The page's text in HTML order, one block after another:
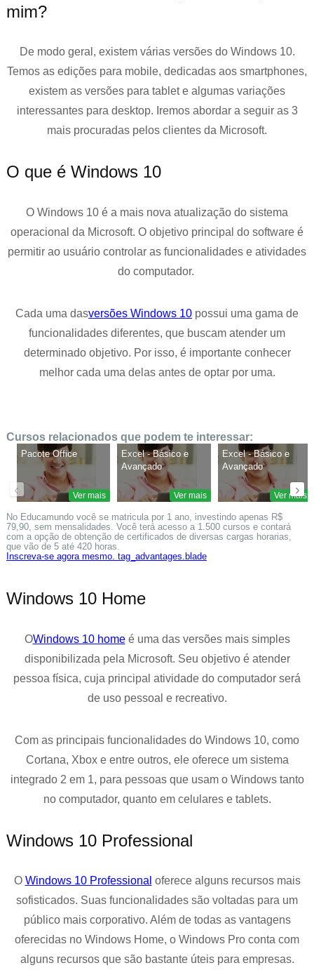
mim?
De modo geral, existem várias versões do Windows 10.
Temos as edições para mobile, dedicadas aos smartphones,
existem as versões para tablet e algumas variações
interessantes para desktop. Iremos abordar a seguir as 3
mais procuradas pelos clientes da Microsoft.
O que é Windows 10
O Windows 10 é a mais nova atualização do sistema
operacional da Microsoft. O objetivo principal do software é
permitir ao usuário controlar as funcionalidades e atividades
do computador.
Cada uma dasversões Windows 10 possui uma gama de
funcionalidades diferentes, que buscam atender um
determinado objetivo. Por isso, é importante conhecer
melhor cada uma delas antes de optar por uma.
Cursos relacionados que podem te interessar:
Pacote Office
Ver mais
Excel - Básico e
Avançado
Ver mais
Excel - Básico e
Avançado
Ver mais
‹ ›
No Educamundo você se matricula por 1 ano, investindo apenas R$
79,90, sem mensalidades. Você terá acesso a 1.500 cursos e contará
com a opção de obtenção de certificados de diversas cargas horarias,
que vão de 5 até 420 horas.
Inscreva-se agora mesmo. tag_advantages.blade
Windows 10 Home
OWindows 10 homeé uma das versões mais simples
disponibilizada pela Microsoft. Seu objetivo é atender
pessoa física, cuja principal atividade do computador será
de uso pessoal e recreativo.
Com as principais funcionalidades do Windows 10, como
Cortana, Xbox e entre outros, ele oferece um sistema
integrado 2 em 1, para pessoas que usam o Windows tanto
no computador, quanto em celulares e tablets.
Windows 10 Professional
O Windows 10 Professional oferece alguns recursos mais
sofisticados. Suas funcionalidades são voltadas para um
público mais corporativo. Além de todas as vantagens
oferecidas no Windows Home, o Windows Pro conta com
alguns recursos que são bastante úteis para empresas.